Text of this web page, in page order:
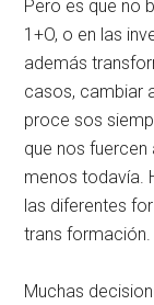
Pero es que no
1+O, o en las
además
casos, cambiar
proce­ sos
que nos fuercen
menos todavía.
las diferentes
trans­ formación.
Muchas